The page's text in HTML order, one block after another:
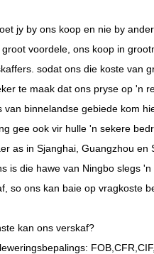
jy by ons koop en nie by
voordele, ons koop in
sodat ons die koste van
te maak dat ons pryse op 'n
van binnelandse gebiede kom
gee ook vir hulle 'n sekere
as in Sjanghai, Guangzhou en
is die hawe van Ningbo slegs
so ons kan baie op vragkoste
kan ons verskaf?